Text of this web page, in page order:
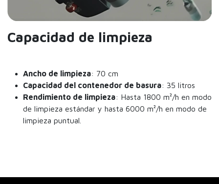
Capacidad de limpieza
Ancho de limpieza: 70 cm
Capacidad del contenedor de basura: 35 litros
Rendimiento de limpieza: Hasta 1800 m²/h en modo
de limpieza estándar y hasta 6000 m²/h en modo de
limpieza puntual.